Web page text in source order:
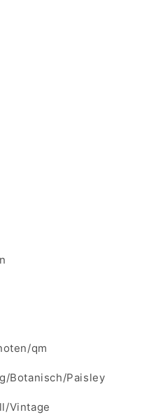
qm
Botanisch/Paisley
Vintage